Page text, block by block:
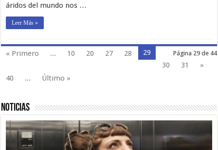
áridos del mundo nos …
Leer Más »
Página 29 de 44
« Primero ... 10 20 27 28
29
30
31
»
40
... Último »
Noticias